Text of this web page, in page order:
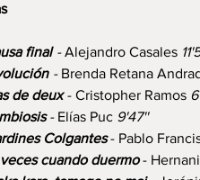
final -Alejandro Casales
- Brenda Retana
de deux- Cristopher Ramos
- Elías Puc 9'47''
Colgantes- Pablo
cuando duermo-